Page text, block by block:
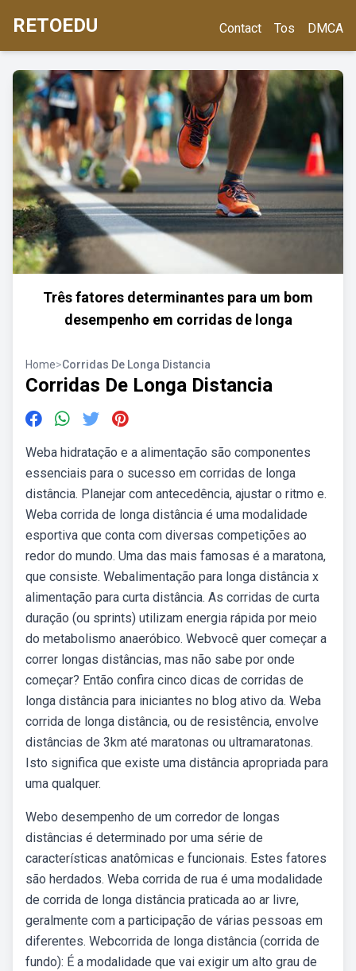
RETOEDU Contact Tos DMCA
Três fatores determinantes para um bom
desempenho em corridas de longa
Home>Corridas De Longa Distancia
Corridas De Longa Distancia
Weba hidratação e a alimentação são componentes
essenciais para o sucesso em corridas de longa
distância. Planejar com antecedência, ajustar o ritmo e.
Weba corrida de longa distância é uma modalidade
esportiva que conta com diversas competições ao
redor do mundo. Uma das mais famosas é a maratona,
que consiste. Webalimentação para longa distância x
alimentação para curta distância. As corridas de curta
duração (ou sprints) utilizam energia rápida por meio
do metabolismo anaeróbico. Webvocê quer começar a
correr longas distâncias, mas não sabe por onde
começar? Então confira cinco dicas de corridas de
longa distância para iniciantes no blog ativo da. Weba
corrida de longa distância, ou de resistência, envolve
distâncias de 3km até maratonas ou ultramaratonas.
Isto significa que existe uma distância apropriada para
uma qualquer.
Webo desempenho de um corredor de longas
distâncias é determinado por uma série de
características anatômicas e funcionais. Estes fatores
são herdados. Weba corrida de rua é uma modalidade
de corrida de longa distância praticada ao ar livre,
geralmente com a participação de várias pessoas em
diferentes. Webcorrida de longa distância (corrida de
fundo): É a modalidade que vai exigir um alto grau de